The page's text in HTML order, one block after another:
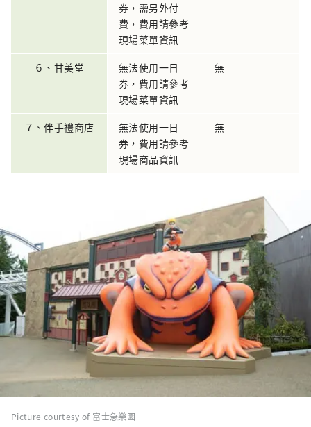
券，需另外付
費，費用請參考
現場菜單資訊
６、甘美堂
無法使用一日
券，費用請參考
現場菜單資訊
無
７、伴手禮商店
無法使用一日
券，費用請參考
現場商品資訊
無
Picture courtesy of 富士急樂園